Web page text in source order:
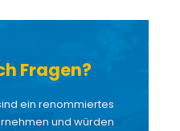
Fragen?
ein renommiertes
und würden